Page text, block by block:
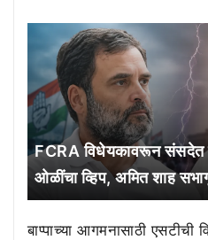
FCRA विधेयकावरून संसदेत
ओळींचा व्हिप, अमित शाह
बाप्पाच्या आगमनासाठी एसटीची